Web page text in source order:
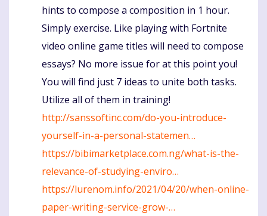
hints to compose a composition in 1 hour.
Simply exercise. Like playing with Fortnite
video online game titles will need to compose
essays? No more issue for at this point you!
You will find just 7 ideas to unite both tasks.
Utilize all of them in training!
http://sanssoftinc.com/do-you-introduce-
yourself-in-a-personal-statemen…
https://bibimarketplace.com.ng/what-is-the-
relevance-of-studying-enviro…
https://lurenom.info/2021/04/20/when-online-
paper-writing-service-grow-…